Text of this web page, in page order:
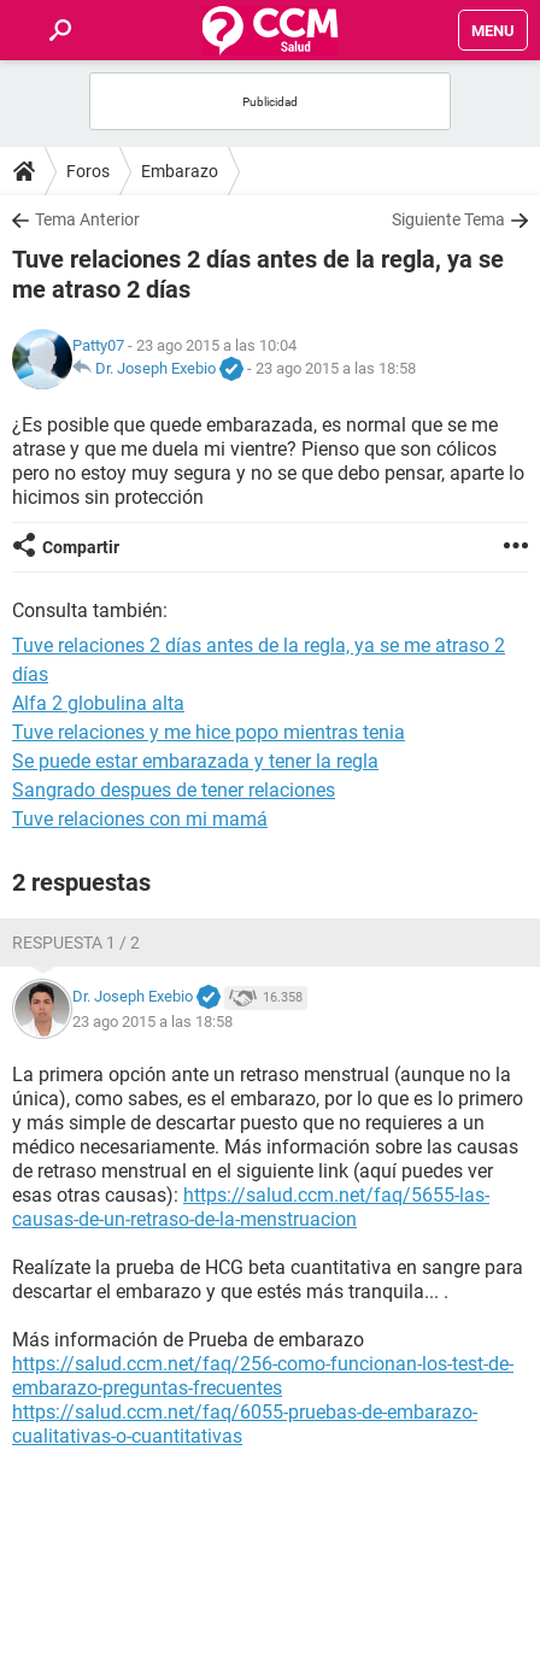
MENU
FOROS
SALUD
FAMILIA
NUTRICIÓN
SEXUALIDAD
Foros Embarazo
Tema Anterior Siguiente Tema
Tuve relaciones 2 días antes de la regla, ya se
me atraso 2 días
Patty07 - 23 ago 2015 a las 10:04
Dr. Joseph Exebio
- 23 ago 2015 a las 18:58
¿Es posible que quede embarazada, es normal que se me
atrase y que me duela mi vientre? Pienso que son cólicos
pero no estoy muy segura y no se que debo pensar, aparte lo
hicimos sin protección
Compartir
Consulta también:
Tuve relaciones 2 días antes de la regla, ya se me atraso 2
días
Alfa 2 globulina alta
Tuve relaciones y me hice popo mientras tenia
Se puede estar embarazada y tener la regla
Sangrado despues de tener relaciones
Tuve relaciones con mi mamá
2 respuestas
RESPUESTA 1 / 2
Dr. Joseph Exebio 16.358
23 ago 2015 a las 18:58
La primera opción ante un retraso menstrual (aunque no la
única), como sabes, es el embarazo, por lo que es lo primero
y más simple de descartar puesto que no requieres a un
médico necesariamente. Más información sobre las causas
de retraso menstrual en el siguiente link (aquí puedes ver
esas otras causas): https://salud.ccm.net/faq/5655-las-
causas-de-un-retraso-de-la-menstruacion
Realízate la prueba de HCG beta cuantitativa en sangre para
descartar el embarazo y que estés más tranquila... .
Más información de Prueba de embarazo
https://salud.ccm.net/faq/256-como-funcionan-los-test-de-
embarazo-preguntas-frecuentes
https://salud.ccm.net/faq/6055-pruebas-de-embarazo-
cualitativas-o-cuantitativas